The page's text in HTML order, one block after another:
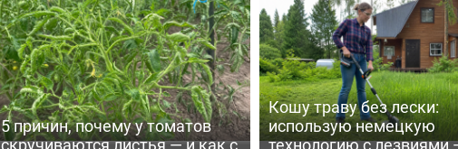
5 причин, почему у томатов
скручиваются листья — и как с
Кошу траву без лески:
использую немецкую
технологию с лезвиями